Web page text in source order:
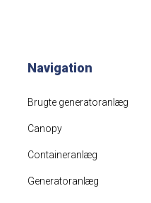
Navigation
Brugte generatoranlæg
Canopy
Containeranlæg
Generatoranlæg